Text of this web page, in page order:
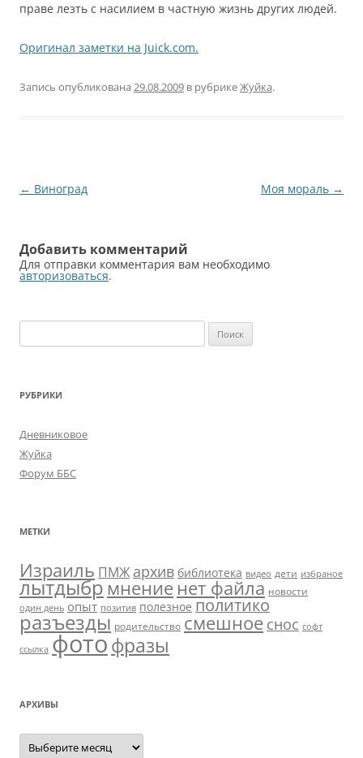
праве лезть с насилием в частную жизнь других людей.
Оригинал заметки на Juick.com.
Запись опубликована 29.08.2009 в рубрикеЖуйка.
Навигация
← Виноград Моя мораль →
Добавить комментарий
Для отправки комментария вам необходимо
авторизоваться.
РУБРИКИ
Дневниковое
Жуйка
Форум ББС
МЕТКИ
Израиль ПМЖ архив библиотека видео дети избраное
лытдыбрмнение нет файла новости
один день опыт позитив полезное политико
разъезды родительство смешное снос софт
ссылка фотофразы
АРХИВЫ
Архивы